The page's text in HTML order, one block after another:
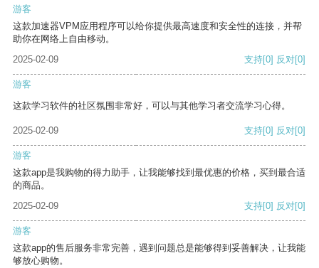
游客
这款加速器VPM应用程序可以给你提供最高速度和安全性的连接，并帮
助你在网络上自由移动。
2025-02-09
支持[0] 反对[0]
游客
这款学习软件的社区氛围非常好，可以与其他学习者交流学习心得。
2025-02-09 支持[0] 反对[0]
游客
这款app是我购物的得力助手，让我能够找到最优惠的价格，买到最合适
的商品。
2025-02-09
支持[0] 反对[0]
游客
这款app的售后服务非常完善，遇到问题总是能够得到妥善解决，让我能
够放心购物。